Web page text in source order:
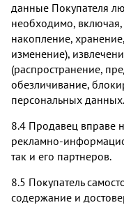
данные Покупателя
необходимо, включая,
накопление,
изменение),
(распространение,
обезличивание,
персональных данных.
8.4 Продавец вправе
рекламно-
так и его партнеров.
8.5 Покупатель
содержание и